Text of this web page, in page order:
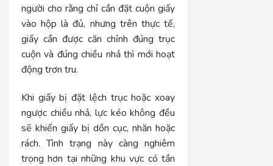
người cho rằng chỉ cần đặt cuộn giấy
vào hộp là đủ, nhưng trên thực tế,
giấy cần được căn chỉnh đúng trục
cuộn và đúng chiều nhả thì mới hoạt
động trơn tru.
Khi giấy bị đặt lệch trục hoặc xoay
ngược chiều nhả, lực kéo không đều
sẽ khiến giấy bị dồn cục, nhăn hoặc
rách. Tình trạng này càng nghiêm
trọng hơn tại những khu vực có tần